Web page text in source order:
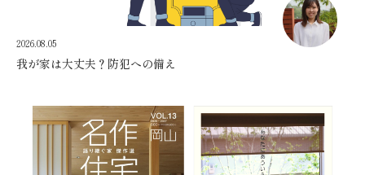
2026.08.05
我が家は大丈夫？防犯への備え